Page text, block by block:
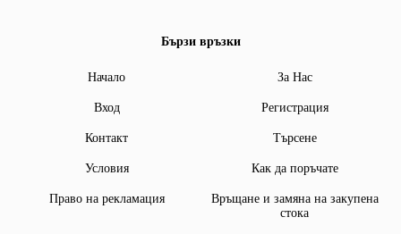
Бързи връзки
Начало За Нас
Вход Регистрация
Контакт Търсене
Условия Как да поръчате
Право на рекламация
Връщане и замяна на закупена
стока